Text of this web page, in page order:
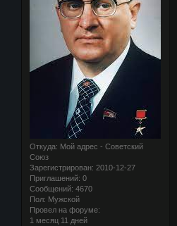
Откуда: Мой адрес - Советский
Союз
Зарегистрирован: 2010-12-27
Приглашений: 0
Сообщений: 4670
Пол: Мужской
Провел на форуме:
1 месяц 11 дней